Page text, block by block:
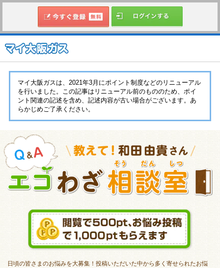
マイ大阪ガスは、2021年3月にポイント制度などのリニューアル
を行いました。この記事はリニューアル前のもののため、ポイ
ント関連の記述を含め、記述内容が古い場合がございます。あ
らかじめご了承ください。
日頃の皆さまのお悩みを大募集！投稿いただいた中から多く寄せられたお悩